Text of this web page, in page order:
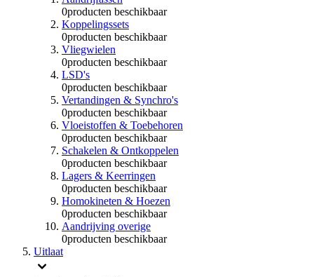
0producten beschikbaar
Koppelingssets
0producten beschikbaar
Vliegwielen
0producten beschikbaar
LSD's
0producten beschikbaar
Vertandingen & Synchro's
0producten beschikbaar
Vloeistoffen & Toebehoren
0producten beschikbaar
Schakelen & Ontkoppelen
0producten beschikbaar
Lagers & Keerringen
0producten beschikbaar
Homokineten & Hoezen
0producten beschikbaar
Aandrijving overige
0producten beschikbaar
Uitlaat